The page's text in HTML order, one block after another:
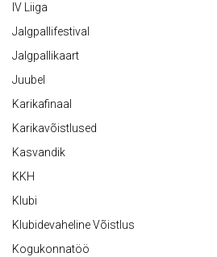
IV Liiga
Jalgpallifestival
Jalgpallikaart
Juubel
Karikafinaal
Karikavõistlused
Kasvandik
KKH
Klubi
Klubidevaheline Võistlus
Kogukonnatöö